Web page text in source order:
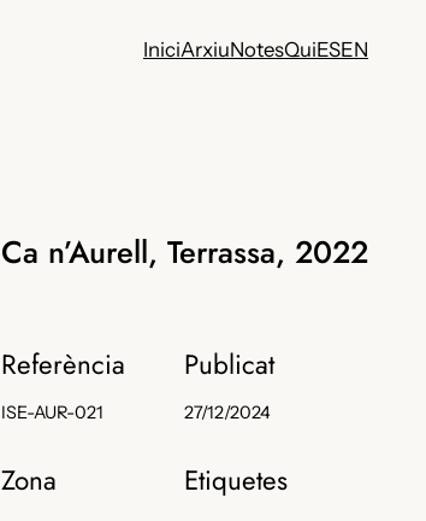
IniciArxiuNotesQuiESEN
Ca n’Aurell, Terrassa, 2022
Referència
ISE-AUR-021
Zona
Publicat
27/12/2024
Etiquetes